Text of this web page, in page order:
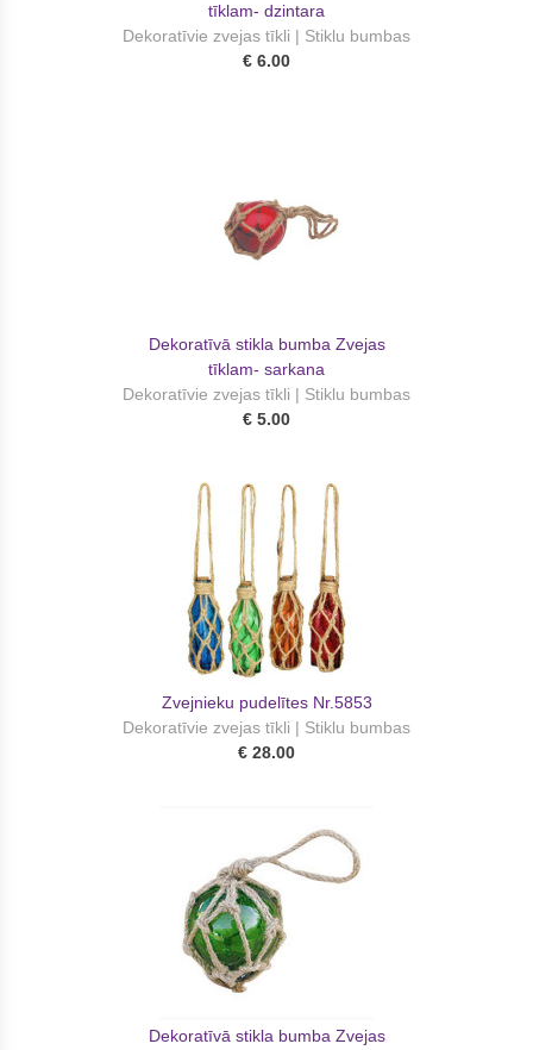
tīklam- dzintara
Dekoratīvie zvejas tīkli | Stiklu bumbas
€ 6.00
Dekoratīvā stikla bumba Zvejas
tīklam- sarkana
Dekoratīvie zvejas tīkli | Stiklu bumbas
€ 5.00
Zvejnieku pudelītes Nr.5853
Dekoratīvie zvejas tīkli | Stiklu bumbas
€ 28.00
Dekoratīvā stikla bumba Zvejas